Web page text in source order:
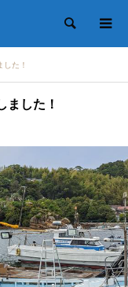
検索
た！
ました！